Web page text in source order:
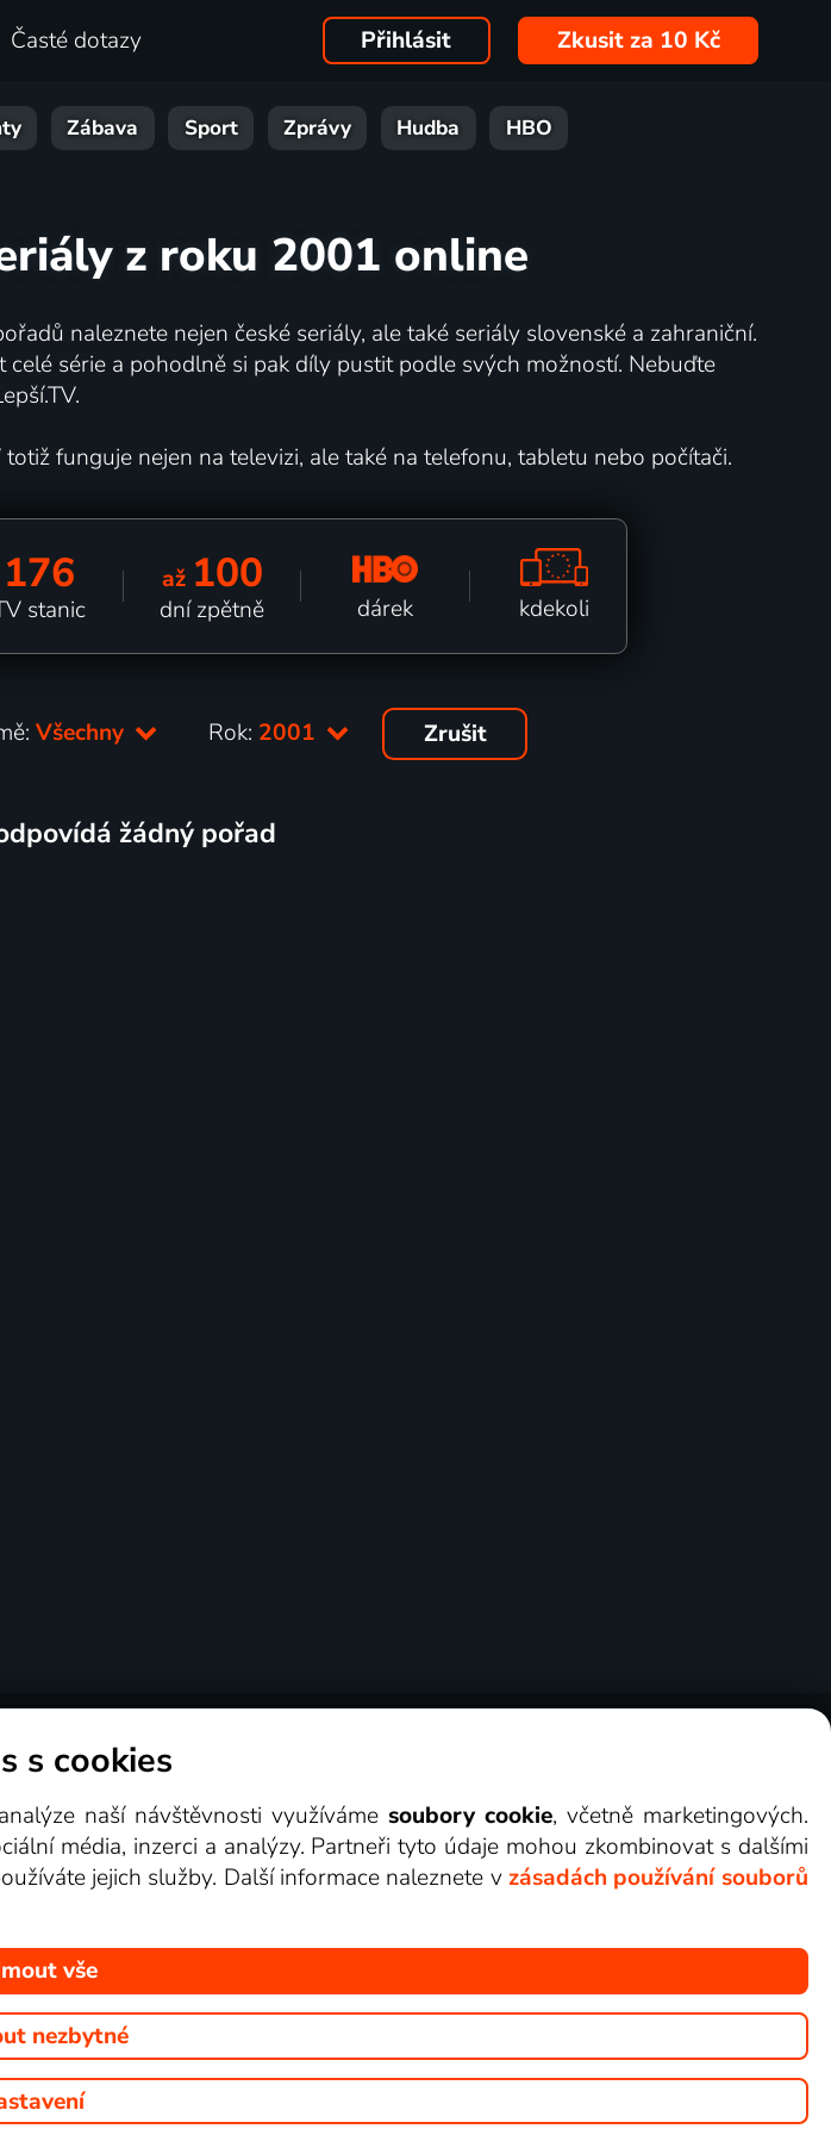
Časté dotazy Přihlásit Zkusit za 10 Kč
Zábava Sport Zprávy Hudba HBO
z roku 2001 online
naleznete nejen české seriály, ale také seriály slovenské a zahraniční.
série a pohodlně si pak díly pustit podle svých možností. Nebuďte
funguje nejen na televizi, ale také na telefonu, tabletu nebo počítači.
176
stanic
až 100
dní zpětně dárek kdekoli
Všechny Rok: 2001 Zrušit
žádný pořad
obrázky z pořadů TV stanic, které můžete sledovat v Lepší.TV.
s cookies
naší návštěvnosti využívámesoubory cookie, včetně marketingových.
média, inzerci a analýzy. Partneři tyto údaje mohou zkombinovat s dalšími
jejich služby. Další informace naleznete v zásadách používání souborů
vše
nezbytné